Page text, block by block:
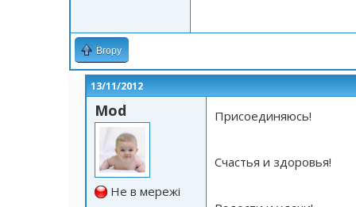
Вгору
13/11/2012
Mod
Не в мережі
Присоединяюсь!
Счастья и здоровья!